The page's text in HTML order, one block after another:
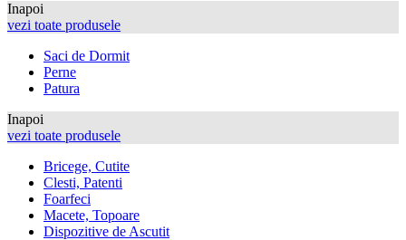
Inapoi
vezi toate produsele
Saci de Dormit
Perne
Patura
Inapoi
vezi toate produsele
Bricege, Cutite
Clesti, Patenti
Foarfeci
Macete, Topoare
Dispozitive de Ascutit